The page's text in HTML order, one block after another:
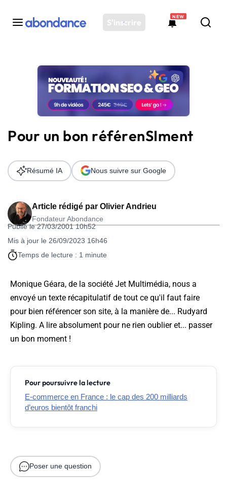
S'inscrire
NEW
Toutes les actus
Actus SEO
Plateforme
Solutions
Ressources
Audit SEO
Pour un bon référenSIment
Article rédigé par Olivier Andrieu
Fondateur Abondance
Publié le 27/03/2001 10h52
Mis à jour le 26/09/2023 16h46
Temps de lecture : 1 minute
Résumé IA Nous suivre sur Google
Monique Géara, de la société Jet Multimédia, nous a
envoyé un texte récapitulatif de tout ce qu'il faut faire
pour bien référencer son site, à la manière de... Rudyard
Kipling. A lire absolument pour ne rien oublier et... passer
un bon moment !
Pour poursuivre la lecture
E-commerce en France : le cap des 200 milliards
d’euros bientôt franchi
Poser une question